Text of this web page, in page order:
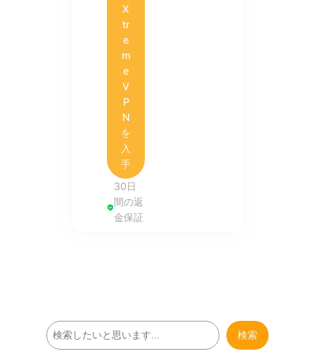
X
tr
e
m
e
V
P
N
を
入
手
30日
間の返
金保証
検
索
検索